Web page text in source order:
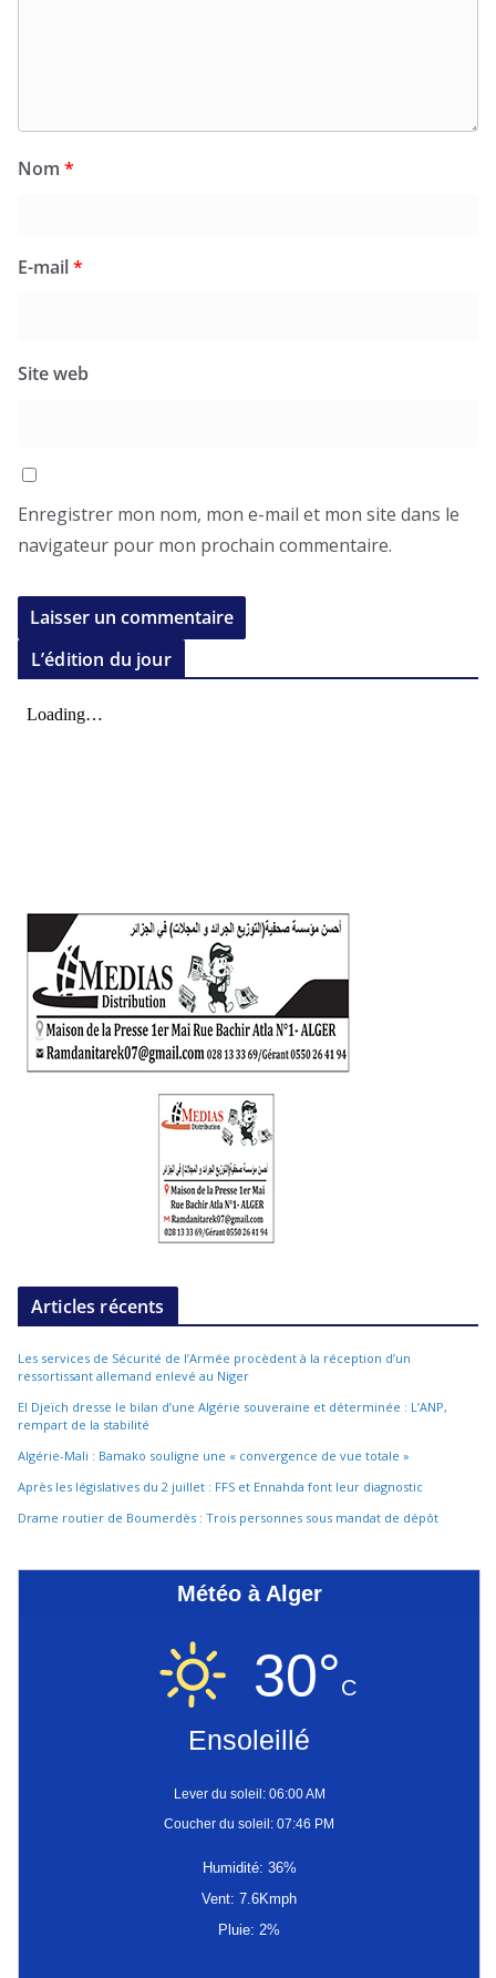
Nom *
E-mail*
Site web
Enregistrer mon nom, mon e-mail et mon site dans le
navigateur pour mon prochain commentaire.
L’édition du jour
Articles récents
Les services de Sécurité de l’Armée procèdent à la réception d’un
ressortissant allemand enlevé au Niger
El Djeïch dresse le bilan d’une Algérie souveraine et déterminée : L’ANP,
rempart de la stabilité
Algérie-Mali : Bamako souligne une « convergence de vue totale »
Après les législatives du 2 juillet : FFS et Ennahda font leur diagnostic
Drame routier de Boumerdès : Trois personnes sous mandat de dépôt
Météo à Alger
30°C
Ensoleillé
Lever du soleil: 06:00 AM
Coucher du soleil: 07:46 PM
Humidité: 36%
Vent: 7.6Kmph
Pluie: 2%